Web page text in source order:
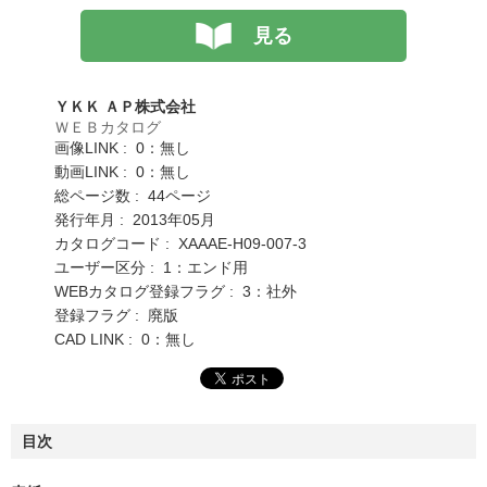
見る
ＹＫＫ ＡＰ株式会社
ＷＥＢカタログ
画像LINK : 0：無し
動画LINK : 0：無し
総ページ数 : 44ページ
発行年月 : 2013年05月
カタログコード : XAAAE-H09-007-3
ユーザー区分 : 1：エンド用
WEBカタログ登録フラグ : 3：社外
登録フラグ : 廃版
CAD LINK : 0：無し
目次